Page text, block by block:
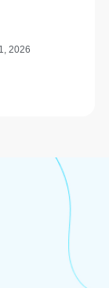
2026